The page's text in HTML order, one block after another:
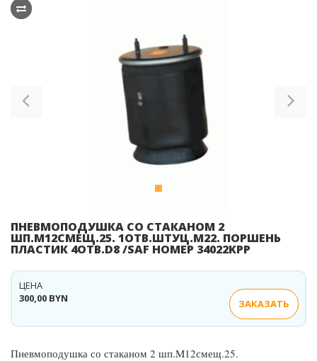
ПНЕВМОПОДУШКА СО СТАКАНОМ 2
ШП.M12СМЕЩ.25. 1ОТВ.ШТУЦ.M22. ПОРШЕНЬ
ПЛАСТИК 4ОТВ.D8 /SAF НОМЕР 34022KPP
300,00 BYN
ЦЕНА
ЗАКАЗАТЬ
Пневмоподушка со стаканом 2 шп.M12смещ.25.